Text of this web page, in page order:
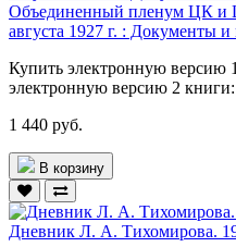
Объединенный пленум ЦК
августа 1927 г. : Документы
Купить электронную версию
электронную версию 2
1 440 руб.
В корзину
Дневник Л. А. Тихомирова.